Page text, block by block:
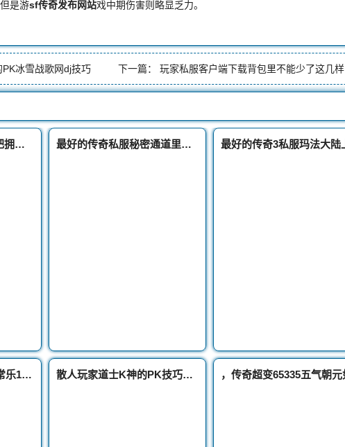
是游sf传奇发布网站戏中期伤害则略显乏力。
冰雪战歌网dj技巧 下一篇： 玩家私服客户端下载背包里不能少了这几样
新开变态传奇sf盘点三把拥有40点攻击上限的绝版裁决之杖 最好的传奇私服秘密通道里的隐藏地图封魔殿
道士玩家需要明白知足常乐176复古传奇私服发布网的道理 散人玩家道士K神的PK技巧是如何发挥到极致成为单挑王的存在